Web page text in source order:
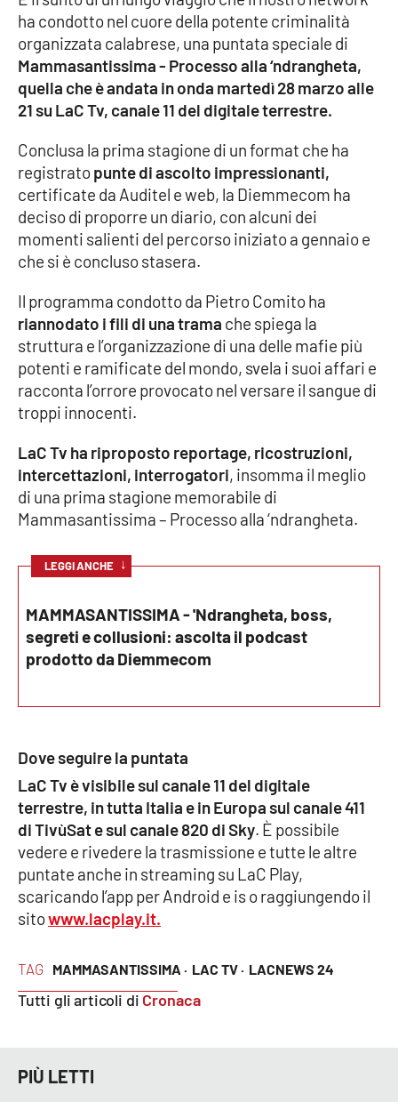
Cultura
Economia e Lavoro
Sanità
Società
Sport
RUBRICHE
Good Morning Vietnam
Parchi Marini Calabria
Leggendo Alvaro insieme
Imprese Di Calabria
Le perfidie di Antonella Grippo
STREAMING
LaC TV
LaC Network
LaC OnAir
EDIZIONI
LOCALI
Catanzaro
Vibo Valentia
Cosenza
TAG MAMMASANTISSIMA · LAC TV · LACNEWS 24
Tutti gli articoli di Cronaca
ha condotto nel cuore della potente criminalità
organizzata calabrese, una puntata speciale di
Mammasantissima - Processo alla ‘ndrangheta,
quella che è andata in onda martedì 28 marzo alle
21 su LaC Tv, canale 11 del digitale terrestre.
Conclusa la prima stagione di un format che ha
registratopunte di ascolto impressionanti,
certificate da Auditel e web, la Diemmecom ha
deciso di proporre un diario, con alcuni dei
momenti salienti del percorso iniziato a gennaio e
che si è concluso stasera.
Il programma condotto da Pietro Comito ha
riannodato i fili di una trama che spiega la
struttura e l’organizzazione di una delle mafie più
potenti e ramificate del mondo, svela i suoi affari e
racconta l’orrore provocato nel versare il sangue di
troppi innocenti.
LaC Tv ha riproposto reportage, ricostruzioni,
intercettazioni, interrogatori, insomma il meglio
di una prima stagione memorabile di
Mammasantissima – Processo alla ‘ndrangheta.
LEGGI ANCHE ↓
MAMMASANTISSIMA - 'Ndrangheta, boss,
segreti e collusioni: ascolta il podcast
prodotto da Diemmecom
Dove seguire la puntata
LaC Tv è visibile sul canale 11 del digitale
terrestre, in tutta Italia e in Europa sul canale 411
di TivùSat e sul canale 820 di Sky. È possibile
vedere e rivedere la trasmissione e tutte le altre
puntate anche in streaming su LaC Play,
scaricando l’app per Android e is o raggiungendo il
sitowww.lacplay.it.
PIÙ LETTI